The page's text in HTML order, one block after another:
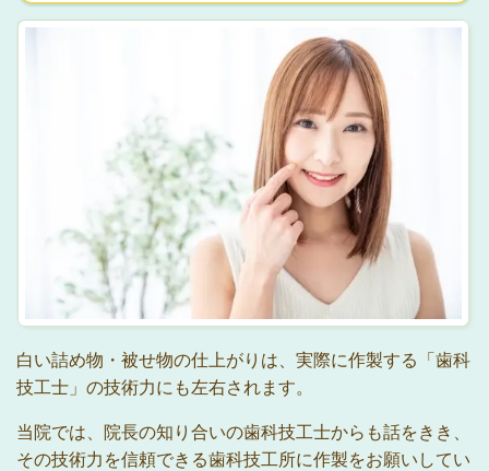
白い詰め物・被せ物の仕上がりは、実際に作製する「歯科
技工士」の技術力にも左右されます。
当院では、院長の知り合いの歯科技工士からも話をきき、
その技術力を信頼できる歯科技工所に作製をお願いしてい